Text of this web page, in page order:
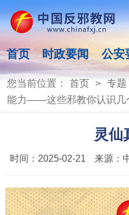
首页 时政要闻 公安
您当前位置： 首页> 专题
能力——这些邪教你认识几
灵仙
时间： 2025-02-21 来源：